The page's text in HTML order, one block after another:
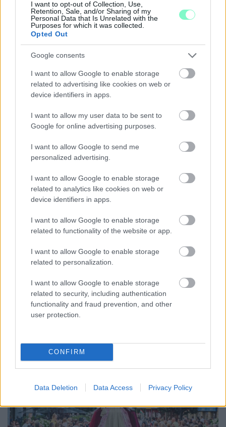
I want to opt-out of Collection, Use,
Retention, Sale, and/or Sharing of my
Personal Data that Is Unrelated with the
Purposes for which it was collected.
Opted Out
Google consents
I want to allow Google to enable storage
related to advertising like cookies on web or
device identifiers in apps.
I want to allow my user data to be sent to
Google for online advertising purposes.
I want to allow Google to send me
personalized advertising.
I want to allow Google to enable storage
related to analytics like cookies on web or
device identifiers in apps.
I want to allow Google to enable storage
related to functionality of the website or app.
I want to allow Google to enable storage
related to personalization.
I want to allow Google to enable storage
related to security, including authentication
functionality and fraud prevention, and other
user protection.
CONFIRM
Data Deletion Data Access Privacy Policy
Középpontban a hagyományőrzés, de lesz Pogány Induló és
Majka koncert, jóga szeánsz, “borhajózás” és egy csomó minden
Szólj hozzá!
ENERGIATAKARÉKOSSÁG: KORÁBBAN KEZDŐDIK
MÉRKŐZÉSE
Az energiaellátás tehermentesítése érdekében másfél órával
előrébb hozták a Brest Bretagne Handball elleni találkozó
kezdését.